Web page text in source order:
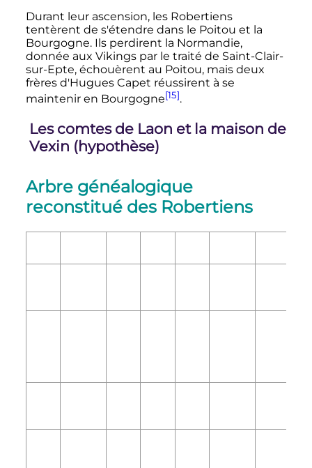
Durant leur ascension, les Robertiens
tentèrent de s'étendre dans le Poitou et la
Bourgogne. Ils perdirent la Normandie,
donnée aux Vikings par le traité de Saint-Clair-
sur-Epte, échouèrent au Poitou, mais deux
frères d'Hugues Capet réussirent à se
maintenir en Bourgogne[15].
Les comtes de Laon et la maison de
Vexin (hypothèse)
Arbre généalogique
reconstitué des Robertiens